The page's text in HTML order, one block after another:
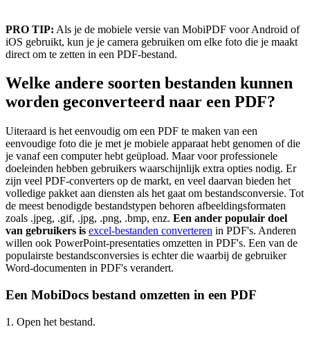
PRO TIP: Als je de mobiele versie van MobiPDF voor Android of
iOS gebruikt, kun je je camera gebruiken om elke foto die je maakt
direct om te zetten in een PDF-bestand.
Welke andere soorten bestanden kunnen
worden geconverteerd naar een PDF?
Uiteraard is het eenvoudig om een PDF te maken van een
eenvoudige foto die je met je mobiele apparaat hebt genomen of die
je vanaf een computer hebt geüpload. Maar voor professionele
doeleinden hebben gebruikers waarschijnlijk extra opties nodig. Er
zijn veel PDF-converters op de markt, en veel daarvan bieden het
volledige pakket aan diensten als het gaat om bestandsconversie. Tot
de meest benodigde bestandstypen behoren afbeeldingsformaten
zoals .jpeg, .gif, .jpg, .png, .bmp, enz. Een ander populair doel
van gebruikers is excel-bestanden converteren in PDF's. Anderen
willen ook PowerPoint-presentaties omzetten in PDF's. Een van de
populairste bestandsconversies is echter die waarbij de gebruiker
Word-documenten in PDF's verandert.
Een MobiDocs bestand omzetten in een PDF
1. Open het bestand.